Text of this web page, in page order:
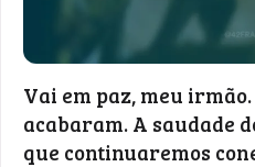
Vai em paz, meu
acabaram. A saudade
que continuaremos